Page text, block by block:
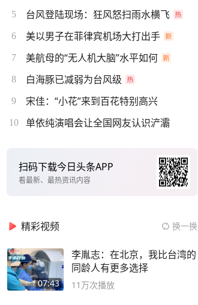
5 台风登陆现场：狂风怒扫雨水横飞
6 美以男子在菲律宾机场大打出手
7 美航母的“无人机大脑”水平如何
8 白海豚已减弱为台风级
9 宋佳：“小花”来到百花特别高兴
10 单依纯演唱会让全国网友认识浐灞
扫码下载今日头条APP
看最新、最热资讯内容
精彩视频 换一换
07:43
李胤志：在北京，我比台湾的
同龄人有更多选择
11万次播放